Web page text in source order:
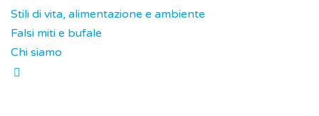
Stili di vita, alimentazione e ambiente
Falsi miti e bufale
Chi siamo